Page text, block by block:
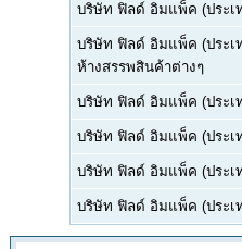
บริษัท ฟิลด์ อิมแพ็ค (ประเ
บริษัท ฟิลด์ อิมแพ็ค (ประเ
ห้างสรรพสินค้าต่างๆ
บริษัท ฟิลด์ อิมแพ็ค (ประเ
บริษัท ฟิลด์ อิมแพ็ค (ประเ
บริษัท ฟิลด์ อิมแพ็ค (ประเ
บริษัท ฟิลด์ อิมแพ็ค (ประเ